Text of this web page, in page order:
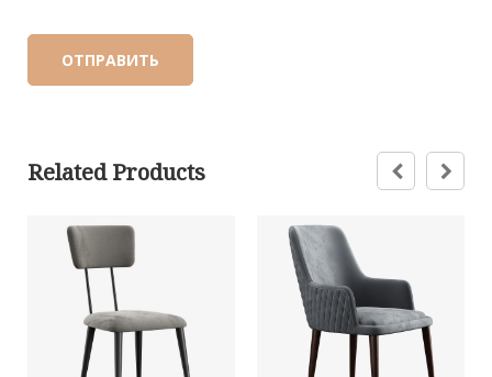
Related Products